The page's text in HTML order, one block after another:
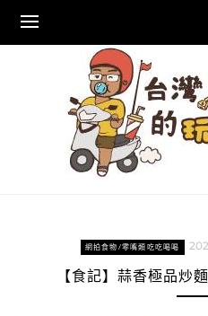
content
網拍食物/零嘴類吃吃喝喝
【食記】蒜香極品炒